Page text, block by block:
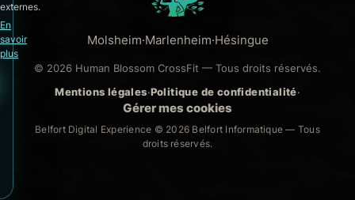
Molsheim·Marlenheim·Hésingue
© 2026 Human Blossom CrossFit — Tous droits réservés.
Mentions légales·Politique de confidentialité·
Gérer mes cookies
Belfort Digital Experience © 2026 Belfort Informatique — Tous
droits réservés.
externes.
En
savoir
plus